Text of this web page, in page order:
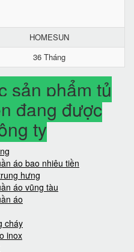
HOMESUN
36 Tháng
sản phẩm tủ
đang được
ty
áo bao nhiêu tiền
hưng
áo vũng tàu
áo
cháy
inox